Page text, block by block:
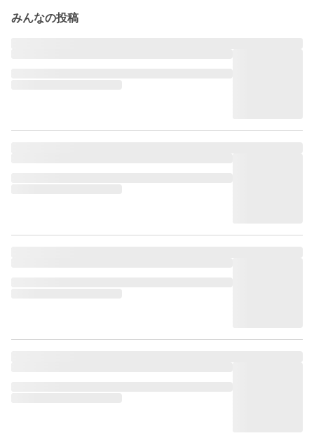
みんなの投稿